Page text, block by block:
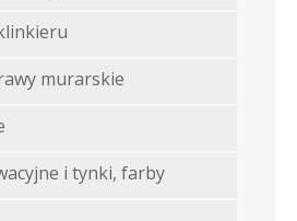
murarskie
i tynki, farby